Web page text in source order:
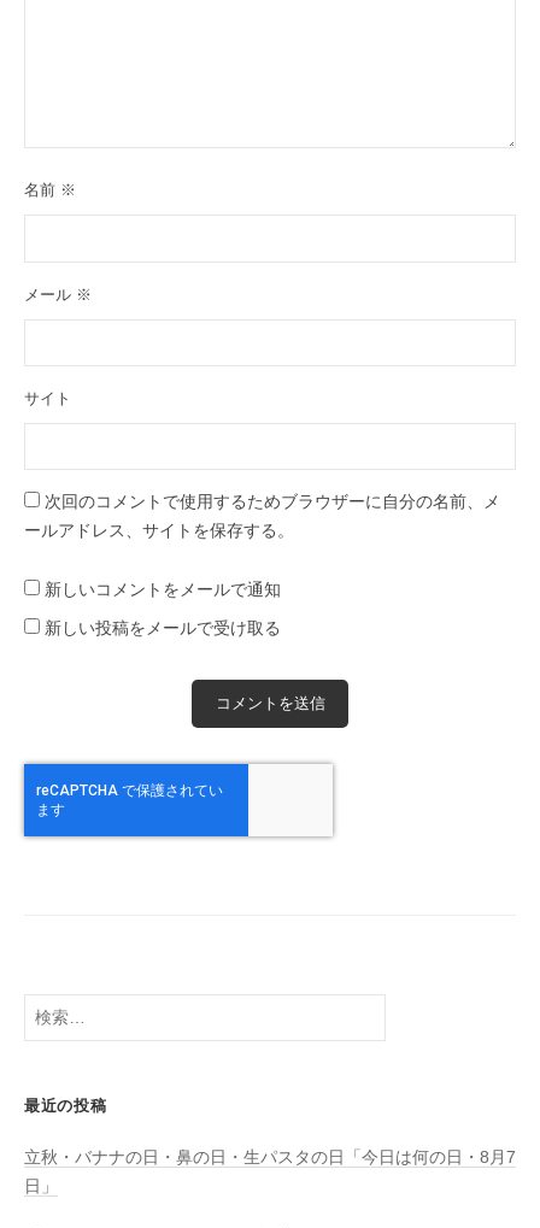
名前 ※
メール ※
サイト
次回のコメントで使用するためブラウザーに自分の名前、メ
ールアドレス、サイトを保存する。
新しいコメントをメールで通知
新しい投稿をメールで受け取る
検
索:
最近の投稿
立秋・バナナの日・鼻の日・生パスタの日「今日は何の日・8月7
日」